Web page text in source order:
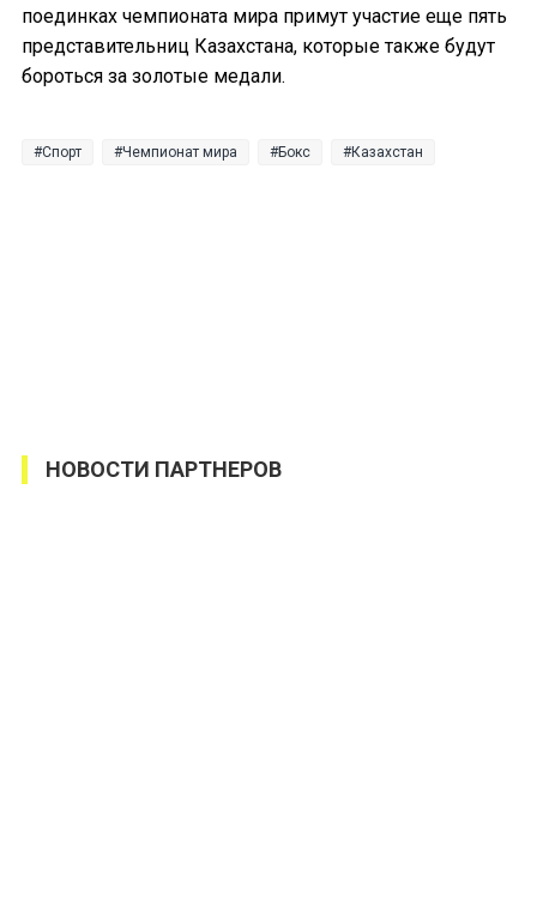
поединках чемпионата мира примут участие еще пять
представительниц Казахстана, которые также будут
бороться за золотые медали.
Спорт Чемпионат мира Бокс Казахстан
НОВОСТИ ПАРТНЕРОВ